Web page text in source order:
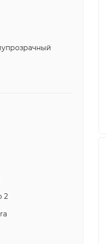
2